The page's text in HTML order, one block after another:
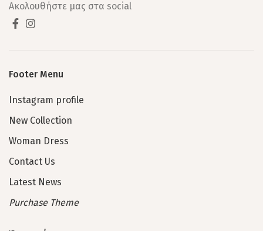
Ακολουθήστε μας στα social
Footer Menu
Instagram profile
New Collection
Woman Dress
Contact Us
Latest News
Purchase Theme